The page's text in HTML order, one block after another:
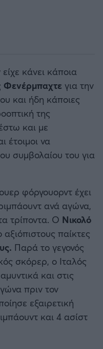
κάνει κάποια
Φενέρμπαχτε για την
και ήδη κάποιες
της
και με
έτοιμοι να
συμβολαίου του για
φόργουορντ έχει
ανά αγώνα,
τρίποντα. Ο Νικολό
αξιόπιστους παίκτες
Παρά το γεγονός
σκόρερ, ο Ιταλός
και στις
πριν τον
εξαιρετική
και 4 ασίστ